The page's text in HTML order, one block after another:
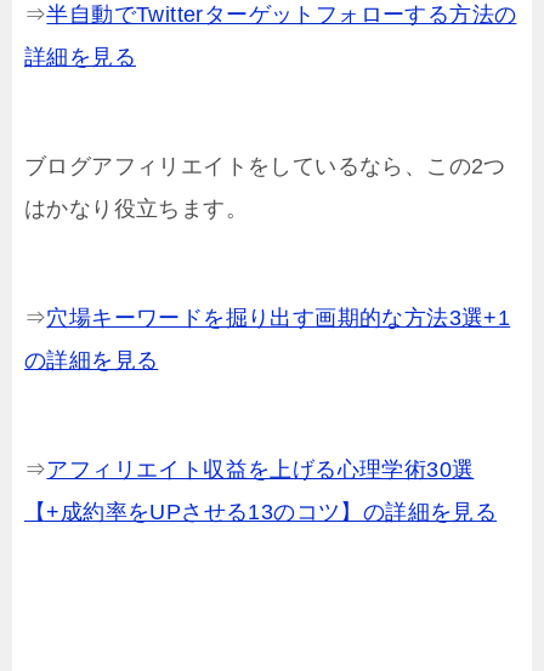
⇒半自動でTwitterターゲットフォローする方法の
詳細を見る
ブログアフィリエイトをしているなら、この2つ
はかなり役立ちます。
⇒穴場キーワードを掘り出す画期的な方法3選+1
の詳細を見る
⇒アフィリエイト収益を上げる心理学術30選
【+成約率をUPさせる13のコツ】の詳細を見る